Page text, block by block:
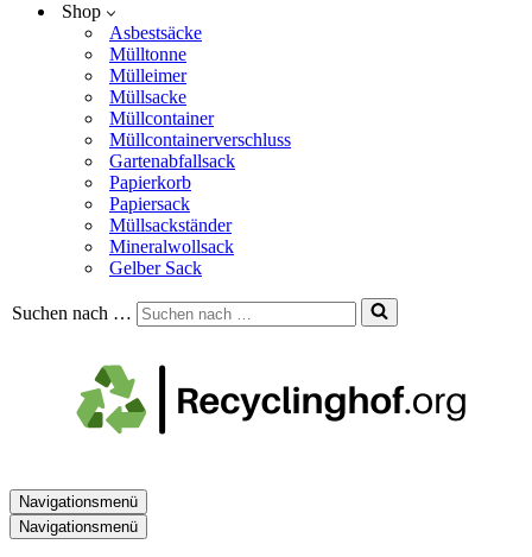
Shop
Asbestsäcke
Mülltonne
Mülleimer
Müllsacke
Müllcontainer
Müllcontainerverschluss
Gartenabfallsack
Papierkorb
Papiersack
Müllsackständer
Mineralwollsack
Gelber Sack
Suchen nach …
Navigationsmenü
Navigationsmenü